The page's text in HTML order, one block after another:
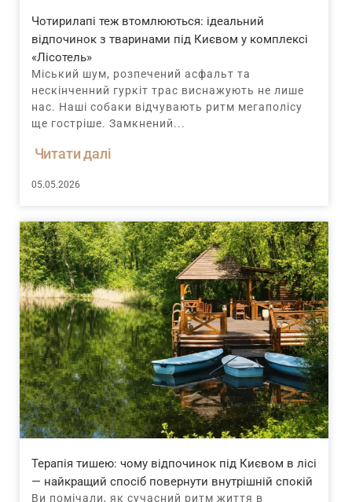
Чотирилапі теж втомлюються: ідеальний
відпочинок з тваринами під Києвом у комплексі
«Лісотель»
Міський шум, розпечений асфальт та
нескінченний гуркіт трас виснажують не лише
нас. Наші собаки відчувають ритм мегаполісу
ще гостріше. Замкнений...
Читати далі
05.05.2026
Терапія тишею: чому відпочинок під Києвом в лісі
— найкращий спосіб повернути внутрішній спокій
Ви помічали, як сучасний ритм життя в